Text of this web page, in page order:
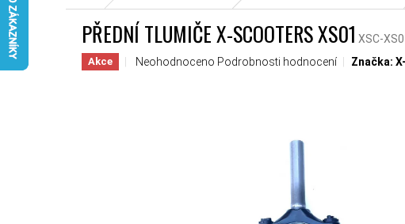
PŘEDNÍ TLUMIČE X-SCOOTERS XS01 XSC-
Akce Průměrné hodnocení produktu je 0,0 z 5 hvězdiček.
Neohodnoceno Podrobnosti hodnocení Značka: